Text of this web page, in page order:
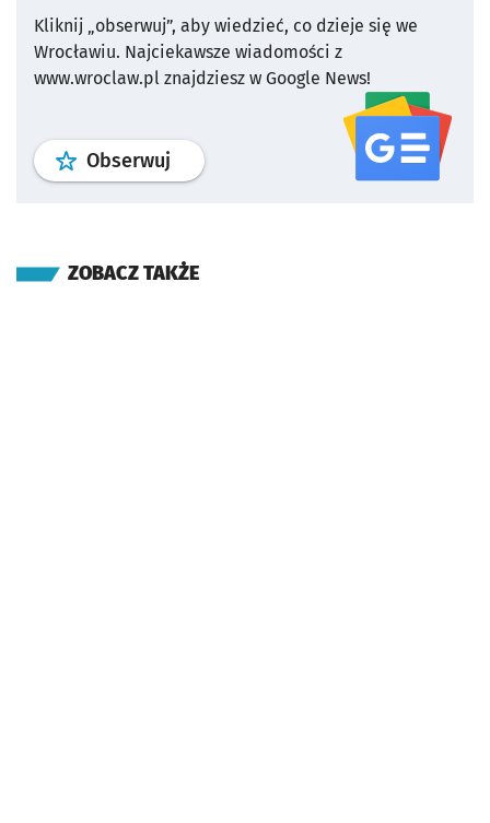
Kliknij „obserwuj”, aby wiedzieć, co dzieje się we
Wrocławiu. Najciekawsze wiadomości z
www.wroclaw.pl znajdziesz w Google News!
Obserwuj profil serwisu
ZOBACZ TAKŻE